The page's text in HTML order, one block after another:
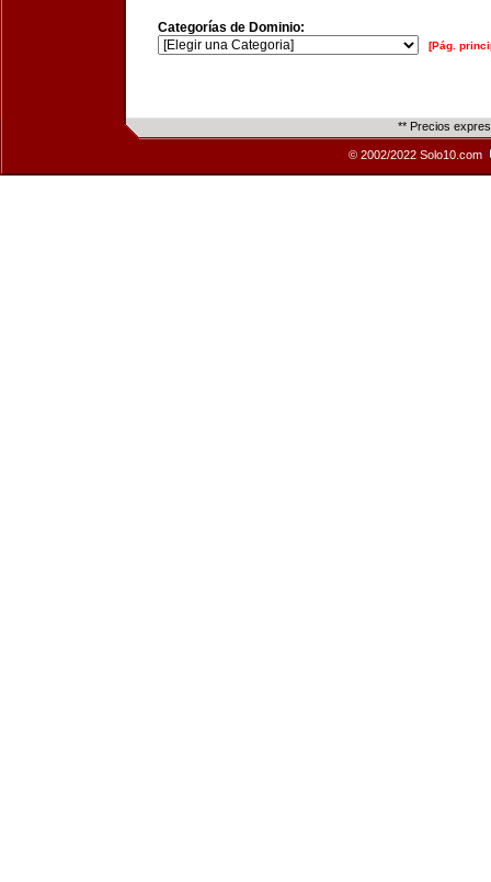
Categorías de Dominio:
[Pág.
** Precios
© 2002/2022 Solo10.com